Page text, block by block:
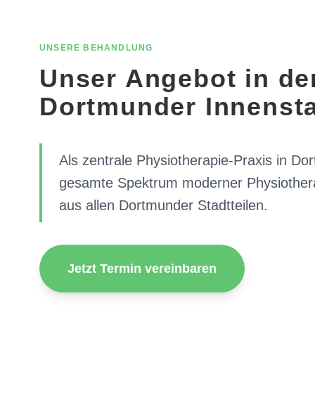
UNSERE BEHANDLUNG
Unser Angebot in
Dortmunder
Als zentrale Physiotherapie-Praxis in
gesamte Spektrum moderner
aus allen Dortmunder Stadtteilen.
Jetzt Termin vereinbaren